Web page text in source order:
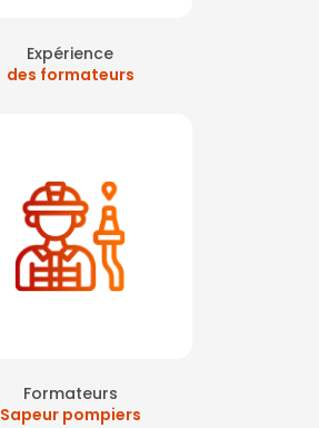
Expérience
des formateurs
Formateurs
Sapeur pompiers